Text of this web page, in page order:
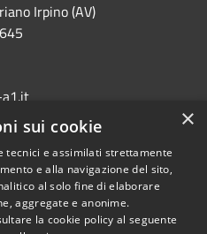
Irpino (AV)
Copyright © 2026 • Azienda
Speciale Consortile per la
gestione delle politiche sociali
×
sui cookie
tecnici e assimilati strettamente
e alla navigazione del sito,
al solo fine di elaborare
aggregate e anonime.
la cookie policy al seguente